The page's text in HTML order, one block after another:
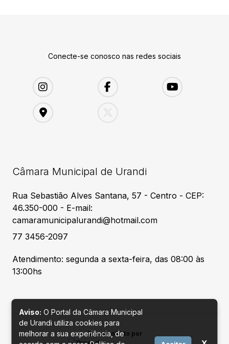
Conecte-se conosco nas redes sociais
Câmara Municipal de Urandi
Rua Sebastião Alves Santana, 57 - Centro - CEP:
46.350-000 - E-mail:
camaramunicipalurandi@hotmail.com
77 3456-2097
Atendimento: segunda a sexta-feira, das 08:00 às
13:00hs
Desenvolvido por
Aviso: O Portal da Câmara Municipal
de Urandi utiliza cookies para
melhorar a sua experiência, de